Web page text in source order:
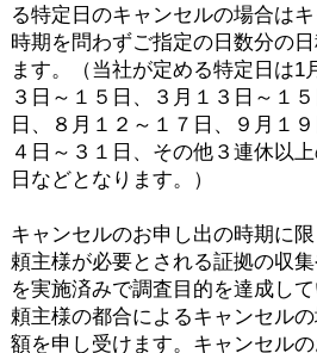
る特定日のキャンセルの場合は
時期を問わずご指定の日数分の
ます。（当社が定める特定日は1
３日～１５日、３月１３日～１
日、８月１２～１７日、９月１
４日～３１日、その他３連休以
日などとなります。）
キャンセルのお申し出の時期に
頼主様が必要とされる証拠の収
を実施済みで調査目的を達成し
頼主様の都合によるキャンセル
額を申し受けます。キャンセル